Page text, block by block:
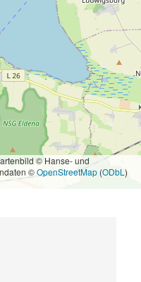
© Hanse- und
©OpenStreetMap (ODbL )